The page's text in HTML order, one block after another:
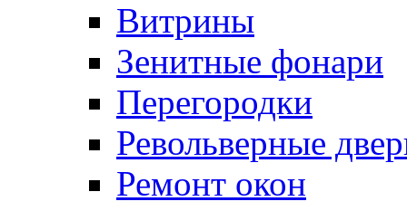
Витрины
Зенитные фонари
Перегородки
Револьверные
Ремонт окон